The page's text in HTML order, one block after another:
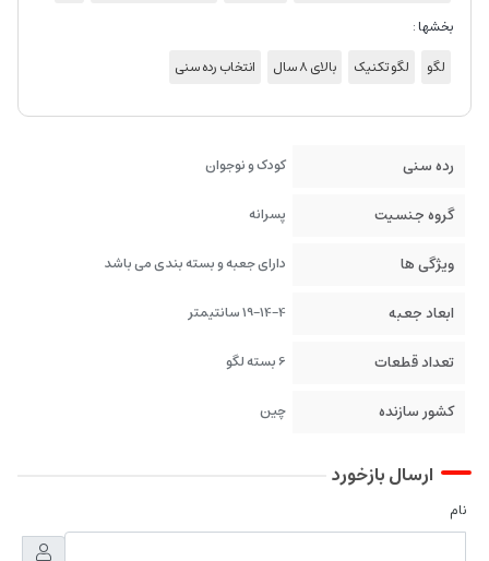
بخشها :
لگو
لگو تکنیک بالای 8 سال انتخاب رده سنی
رده سنی کودک و نوجوان
گروه جنسیت پسرانه
ویژگی ها دارای جعبه و بسته بندی می باشد
ابعاد جعبه 19-14-4 سانتیمتر
تعداد قطعات 6 بسته لگو
کشور سازنده چین
ارسال بازخورد
نام